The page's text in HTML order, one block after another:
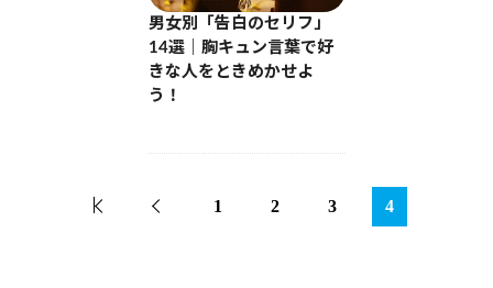
男女別「告白のセリフ」
14選｜胸キュン言葉で好
きな人をときめかせよ
う！
1 2 3 4